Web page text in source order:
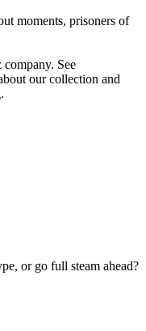
moments, prisoners of
See
our collection and
or go full steam ahead?